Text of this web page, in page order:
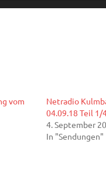
vom
Netradio
04.09.18 Teil 1/
4. September
In "Sendungen"